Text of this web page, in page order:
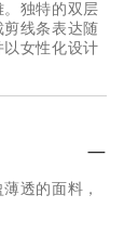
独特的双层
线条表达随
女性化设计
透的面料，